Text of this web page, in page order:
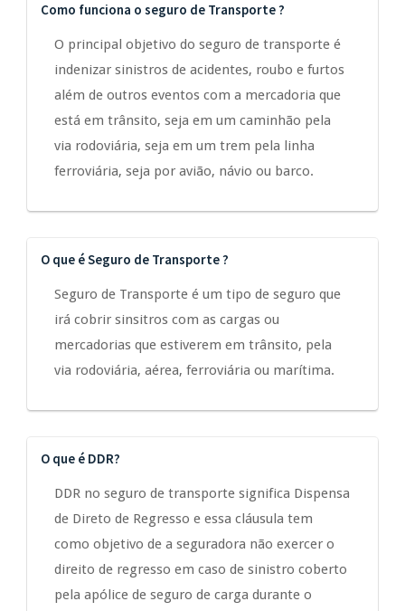
Como funciona o seguro de Transporte ?
O principal objetivo do seguro de transporte é
indenizar sinistros de acidentes, roubo e furtos
além de outros eventos com a mercadoria que
está em trânsito, seja em um caminhão pela
via rodoviária, seja em um trem pela linha
ferroviária, seja por avião, návio ou barco.
O que é Seguro de Transporte ?
Seguro de Transporte é um tipo de seguro que
irá cobrir sinsitros com as cargas ou
mercadorias que estiverem em trânsito, pela
via rodoviária, aérea, ferroviária ou marítima.
O que é DDR?
DDR no seguro de transporte significa Dispensa
de Direto de Regresso e essa cláusula tem
como objetivo de a seguradora não exercer o
direito de regresso em caso de sinistro coberto
pela apólice de seguro de carga durante o